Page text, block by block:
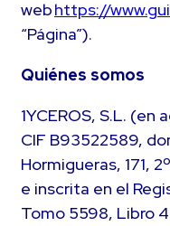
webhttps://
“Página”).
Quiénes somos
1YCEROS, S.L. (en
CIF B93522589,
Hormigueras, 171,
e inscrita en el
Tomo 5598, Libro